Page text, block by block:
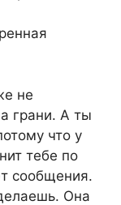
не
грани. А ты
что у
тебе по
сообщения.
Она